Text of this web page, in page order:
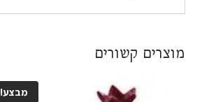
מוצרים קשורים
מבצע!